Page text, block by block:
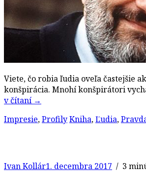
Viete, čo robia ľudia oveľa častejšie
konšpirácia. Mnohí konšpirátori
v čítaní →
Impresie,ProfilyKniha,Ľudia,
Ivan Kollár1. decembra 2017 / 3